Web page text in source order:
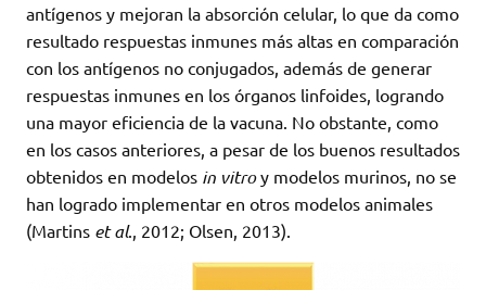
antígenos y mejoran la absorción celular, lo que da como
resultado respuestas inmunes más altas en comparación
con los antígenos no conjugados, además de generar
respuestas inmunes en los órganos linfoides, logrando
una mayor eficiencia de la vacuna. No obstante, como
en los casos anteriores, a pesar de los buenos resultados
obtenidos en modelos in vitroy modelos murinos, no se
han logrado implementar en otros modelos animales
(Martins et al., 2012; Olsen, 2013).